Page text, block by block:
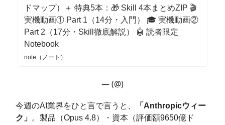
ドマップ）＋ 特典5本：🎁 Skill 4本まとめZIP 🎬
実機動画① Part 1（14分・入門） 🎓 実機動画②
Part 2（17分・Skill徹底解説） 🤖 読者限定
Notebook
note（ノート）
— (@)
今週のAI業界をひと言で言うと、
「Anthropicウィー
ク」 。製品（Opus 4.8）・資本（評価額9650億ド